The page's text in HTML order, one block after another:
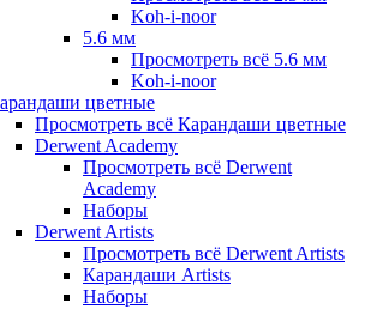
Koh-i-noor
5.6 мм
Просмотреть всё 5.6 мм
Koh-i-noor
цветные
Просмотреть всё Карандаши цветные
Derwent Academy
Просмотреть всё Derwent
Academy
Наборы
Derwent Artists
Просмотреть всё Derwent Artists
Карандаши Artists
Наборы